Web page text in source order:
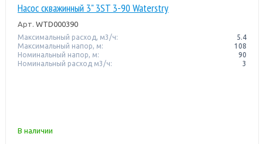
Насос скважинный 3" 3ST 3-90 Waterstry
Арт. WTD000390
Максимальный расход, м3/ч:
5.4
Максимальный напор, м:
108
Номинальный напор, м:
90
Номинальный расход м3/ч:
3
В наличии